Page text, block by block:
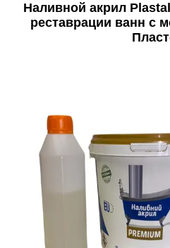
Наливной акрил
реставрации ванн с